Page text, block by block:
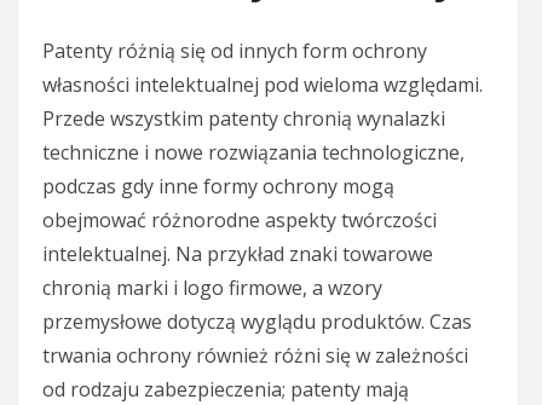
Patenty różnią się od innych form ochrony
własności intelektualnej pod wieloma względami.
Przede wszystkim patenty chronią wynalazki
techniczne i nowe rozwiązania technologiczne,
podczas gdy inne formy ochrony mogą
obejmować różnorodne aspekty twórczości
intelektualnej. Na przykład znaki towarowe
chronią marki i logo firmowe, a wzory
przemysłowe dotyczą wyglądu produktów. Czas
trwania ochrony również różni się w zależności
od rodzaju zabezpieczenia; patenty mają